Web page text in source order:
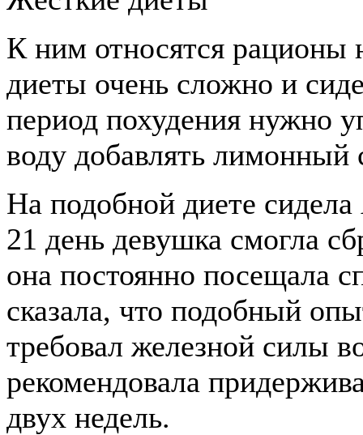
К ним относятся рационы
диеты очень сложно и
период похудения нужно
воду добавлять лимонный
На подобной диете
21 день девушка смогла
она постоянно посещала
сказала, что подобный
требовал железной силы
рекомендовала
двух недель.